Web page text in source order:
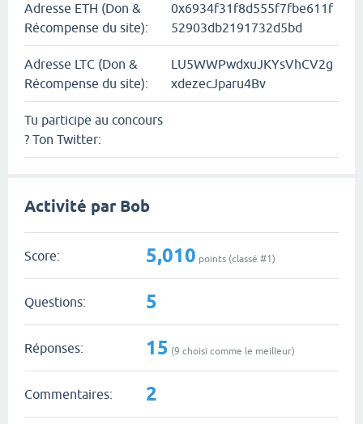
Adresse ETH (Don &
Récompense du site):
0x6934f31f8d555f7fbe611f
52903db2191732d5bd
Adresse LTC (Don &
Récompense du site):
LU5WWPwdxuJKYsVhCV2g
xdezecJparu4Bv
Tu participe au concours
? Ton Twitter:
Activité par Bob
Score: 5,010 points (classé #1)
Questions: 5
Réponses: 15 (9 choisi comme le meilleur)
Commentaires: 2